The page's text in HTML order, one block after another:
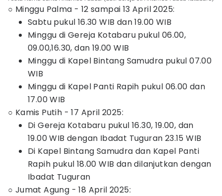
○ Minggu Palma - 12 sampai 13 April 2025:
Sabtu pukul 16.30 WIB dan 19.00 WIB
Minggu di Gereja Kotabaru pukul 06.00,
09.00,16.30, dan 19.00 WIB
Minggu di Kapel Bintang Samudra pukul 07.00
WIB
Minggu di Kapel Panti Rapih pukul 06.00 dan
17.00 WIB
○ Kamis Putih - 17 April 2025:
Di Gereja Kotabaru pukul 16.30, 19.00, dan
19.00 WIB dengan Ibadat Tuguran 23.15 WIB
Di Kapel Bintang Samudra dan Kapel Panti
Rapih pukul 18.00 WIB dan dilanjutkan dengan
Ibadat Tuguran
○ Jumat Agung - 18 April 2025: